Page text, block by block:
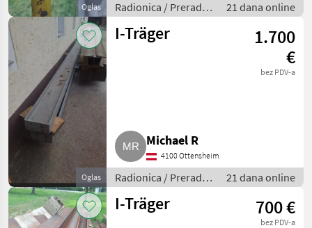
Oglas
Radionica / Prerada
metala
21 dana online
Oglas
I-Träger
1.700
€
bez PDV-a
Michael R
4100 Ottensheim
Radionica / Prerada
metala
21 dana online
I-Träger 700 €
bez PDV-a